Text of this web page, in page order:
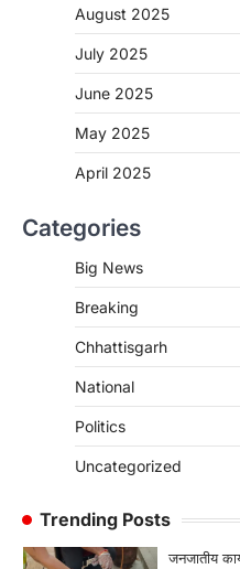
August 2025
July 2025
June 2025
May 2025
April 2025
Categories
Big News
Breaking
Chhattisgarh
National
Politics
Uncategorized
Trending Posts
रायपुर।
कोचिंग
More
More
जनजातीय